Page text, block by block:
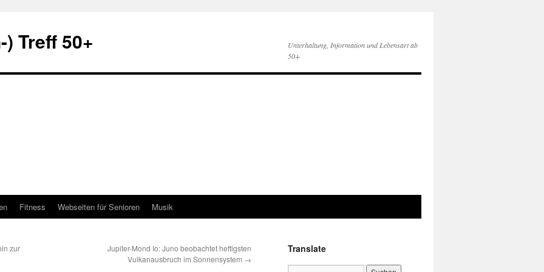
Treff 50+
Unterhaltung, Information und Lebensart ab
50+
Fitness Webseiten für Senioren Musik
zur
Jupiter-Mond Io: Juno beobachtet heftigsten
Vulkanausbruch im Sonnensystem →
Translate